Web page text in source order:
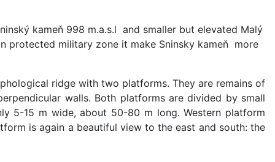
kameň 998 m.a.s.l and smaller but elevated Malý
protected military zone it make Sninsky kameň more
ridge with two platforms. They are remains of
walls. Both platforms are divided by small
5-15 m wide, about 50-80 m long. Western platform
is again a beautiful view to the east and south: the